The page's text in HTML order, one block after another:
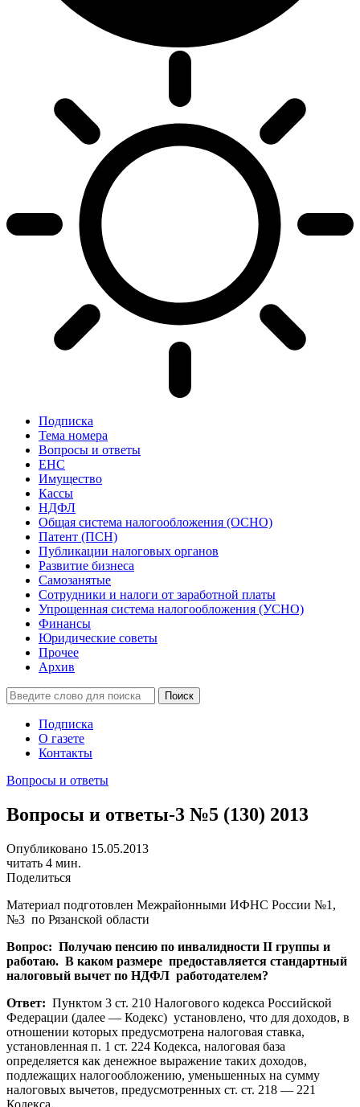
Подписка
Тема номера
Вопросы и ответы
ЕНС
Имущество
Кассы
НДФЛ
Общая система налогообложения (ОСНО)
Патент (ПСН)
Публикации налоговых органов
Развитие бизнеса
Самозанятые
Сотрудники и налоги от заработной платы
Упрощенная система налогообложения (УСНО)
Финансы
Юридические советы
Прочее
Архив
Подписка
О газете
Контакты
Вопросы и ответы
Вопросы и ответы-3 №5 (130) 2013
Опубликовано 15.05.2013
читать 4 мин.
Поделиться
Материал подготовлен Межрайонными ИФНС России №1,
№3 по Рязанской области
Вопрос: Получаю пенсию по инвалидности II группы и
работаю. В каком размере предоставляется стандартный
налоговый вычет по НДФЛ работодателем?
Ответ: Пунктом 3 ст. 210 Налогового кодекса Российской
Федерации (далее — Кодекс) установлено, что для доходов, в
отношении которых предусмотрена налоговая ставка,
установленная п. 1 ст. 224 Кодекса, налоговая база
определяется как денежное выражение таких доходов,
подлежащих налогообложению, уменьшенных на сумму
налоговых вычетов, предусмотренных ст. ст. 218 — 221
Кодекса.